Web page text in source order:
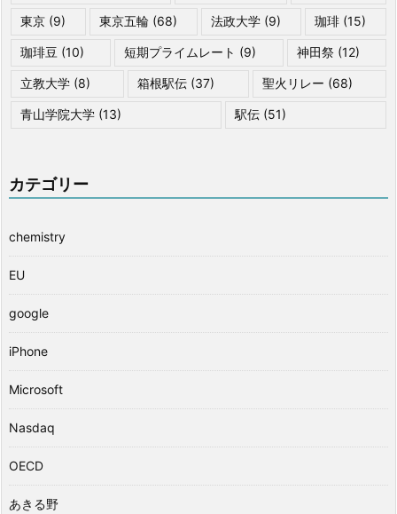
東京 (9) 東京五輪 (68) 法政大学 (9) 珈琲 (15)
珈琲豆 (10) 短期プライムレート (9) 神田祭(12)
立教大学 (8) 箱根駅伝 (37) 聖火リレー (68)
青山学院大学 (13) 駅伝 (51)
カテゴリー
chemistry
EU
google
iPhone
Microsoft
Nasdaq
OECD
あきる野